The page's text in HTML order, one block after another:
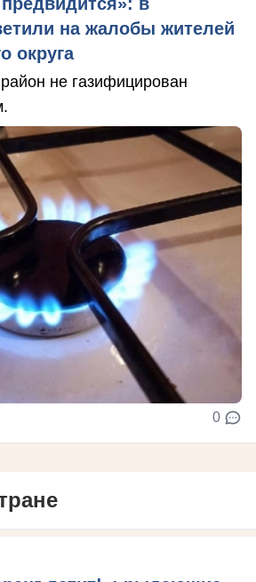
на жалобы жителей
округа
не газифицирован
0